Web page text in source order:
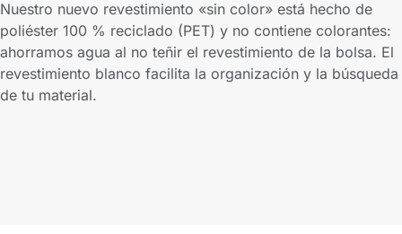
Nuestro nuevo revestimiento «sin color» está hecho de
poliéster 100 % reciclado (PET) y no contiene colorantes:
ahorramos agua al no teñir el revestimiento de la bolsa. El
revestimiento blanco facilita la organización y la búsqueda
de tu material.